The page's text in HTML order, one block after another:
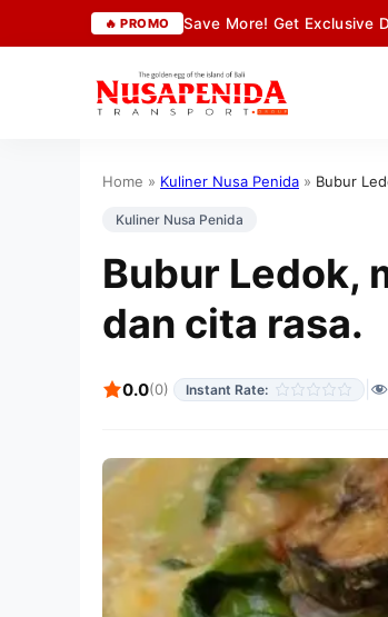
🔥 PROMO Save More! Get Exclusive
Home » Kuliner Nusa Penida » Bubur
Kuliner Nusa Penida
Bubur Ledok,
dan cita rasa.
0.0(0) Instant Rate: